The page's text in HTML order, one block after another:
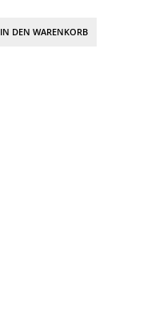
IN DEN WARENKORB